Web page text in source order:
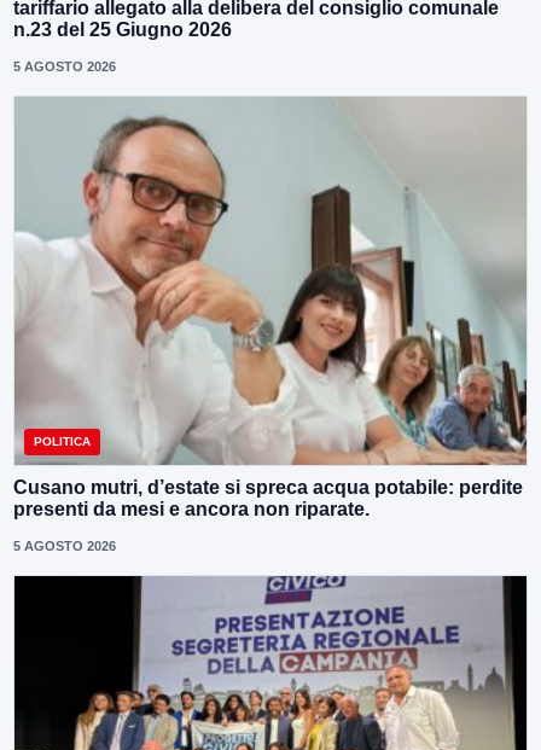
tariffario allegato alla delibera del consiglio comunale
n.23 del 25 Giugno 2026
5 AGOSTO 2026
POLITICA
Cusano mutri, d’estate si spreca acqua potabile: perdite
presenti da mesi e ancora non riparate.
5 AGOSTO 2026